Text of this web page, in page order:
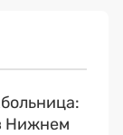
Нижнем